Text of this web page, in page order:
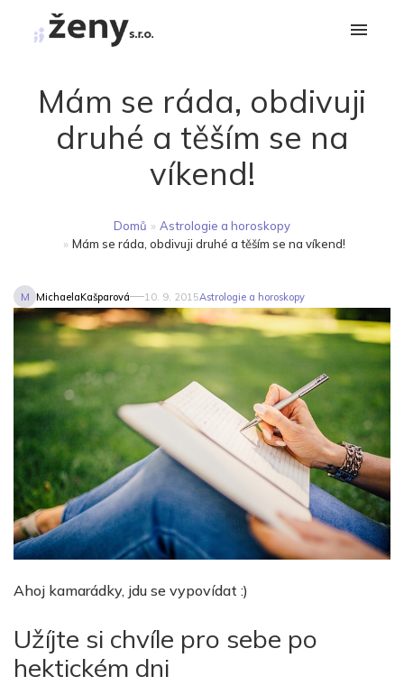
Mám se ráda, obdivuji
druhé a těším se na
víkend!
Domů » Astrologie a horoskopy
» Mám se ráda, obdivuji druhé a těším se na víkend!
M MichaelaKašparová 10. 9. 2015Astrologie a horoskopy
Ahoj kamarádky, jdu se vypovídat :)
Užíjte si chvíle pro sebe po
hektickém dni